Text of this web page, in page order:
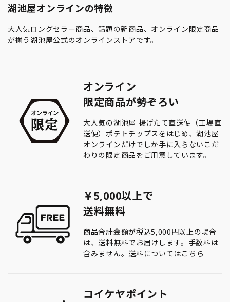
湖池屋オンラインの特徴
大人気ロングセラー商品、話題の新商品、オンライン限定商品
が揃う湖池屋公式のオンラインストアです。
オンライン
限定商品が勢ぞろい
大人気の湖池屋 揚げたて直送便（工場直
送便）ポテトチップスをはじめ、湖池屋
オンラインだけでしか手に入らないこだ
わりの限定商品をご用意しています。
￥5,000以上で
送料無料
商品合計金額が税込5,000円以上の場合
は、送料無料でお届けします。手数料は
含みません。送料についてはこちら
コイケヤポイント